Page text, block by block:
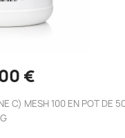
rapide
€
C) MESH 100 EN POT DE
G